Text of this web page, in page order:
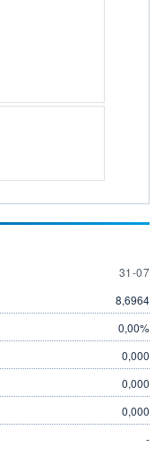
+ LISTE
31 JULY
31-07
8,6964
0,00%
0,000
0,000
0,000
-